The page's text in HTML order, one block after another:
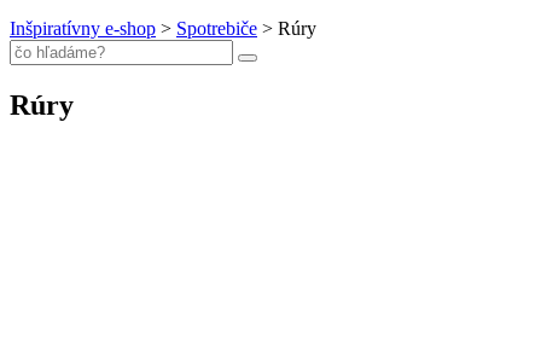
Inšpiratívny e-shop > Spotrebiče > Rúry
Rúry